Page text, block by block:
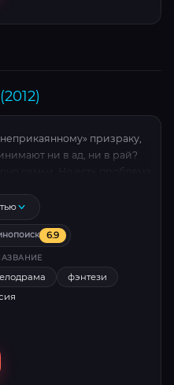
призраку,
ни в ад, ни в рай?
знакомится с себе
приводит к совершенно
6.9
фэнтези